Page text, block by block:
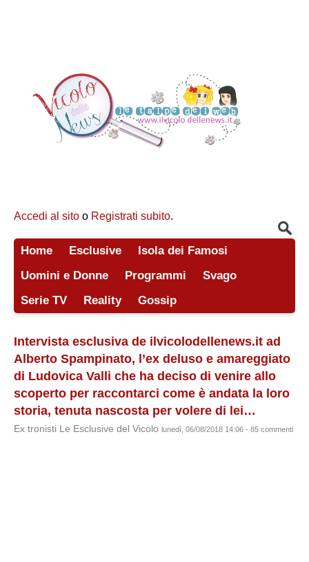
Accedi al sito o Registrati subito.
Home Esclusive
Isola dei Famosi
Uomini e Donne
Programmi
Svago
Serie TV
Reality Gossip
Intervista esclusiva de ilvicolodellenews.it ad
Alberto Spampinato, l’ex deluso e amareggiato
di Ludovica Valli che ha deciso di venire allo
scoperto per raccontarci come è andata la loro
storia, tenuta nascosta per volere di lei…
Ex tronisti Le Esclusive del Vicolo lunedì, 06/08/2018 14:06 - 85 commenti